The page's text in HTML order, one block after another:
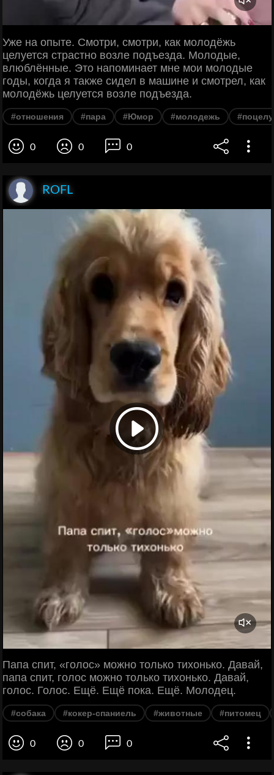
Уже на опыте. Смотри, смотри, как молодёжь
целуется страстно возле подъезда. Молодые,
влюблённые. Это напоминает мне мои молодые
годы, когда я также сидел в машине и смотрел, как
молодёжь целуется возле подъезда.
#отношения #пара #Юмор #молодежь
0 0 0
ROFL
Папа спит, «голос» можно только тихонько. Давай,
папа спит, голос можно только тихонько. Давай,
голос. Голос. Ещё. Ещё пока. Ещё. Молодец.
#собака #кокер-спаниель #животные #питомец
0 0 0